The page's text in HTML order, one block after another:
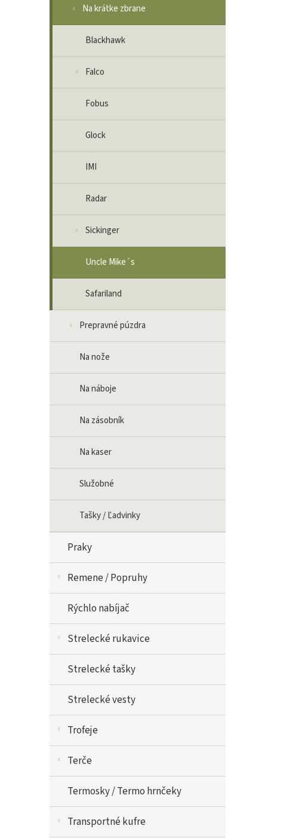
Na krátke zbrane
Blackhawk
Falco
Fobus
Glock
IMI
Radar
Sickinger
Uncle Mike´s
Safariland
Prepravné púzdra
Na nože
Na náboje
Na zásobník
Na kaser
Služobné
Tašky / Ľadvinky
Praky
Remene / Popruhy
Rýchlo nabíjač
Strelecké rukavice
Strelecké tašky
Strelecké vesty
Trofeje
Terče
Termosky / Termo hrnčeky
Transportné kufre